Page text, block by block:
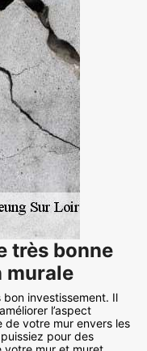
très bonne
murale
bon investissement. Il
l’aspect
votre mur envers les
pour des